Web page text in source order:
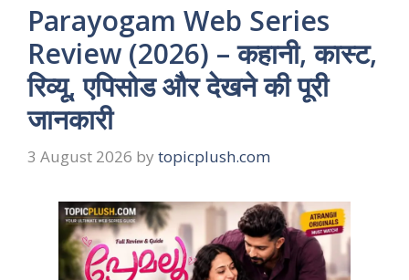
Parayogam Web Series
Review (2026) – कहानी, कास्ट,
रिव्यू, एपिसोड और देखने की पूरी
जानकारी
3 August 2026 by topicplush.com